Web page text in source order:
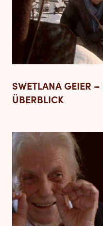
SWETLANA GEIER
ÜBERBLICK